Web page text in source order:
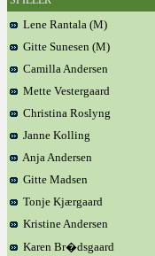
Lene Rantala (M)
Gitte Sunesen (M)
Camilla Andersen
Mette Vestergaard
Christina Roslyng
Janne Kolling
Anja Andersen
Gitte Madsen
Tonje Kjærgaard
Kristine Andersen
Karen Br�dsgaard